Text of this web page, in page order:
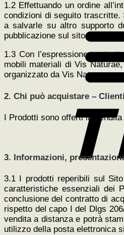
1.2 Effettuando un ordine
condizioni di seguito trascritte.
a salvarle su altro supporto
pubblicazione sul sito e
1.3 Con l’espressione
mobili materiali di Vis
organizzato da Vis Naturae.
2. Chi può acquistare – Clienti
I Prodotti sono offerti in
3. Informazioni,
3.1 I prodotti reperibili sul
caratteristiche essenziali dei
conclusione del contratto di
rispetto del capo I del Dlgs
vendita a distanza e potrà
utilizzo della posta elettronica